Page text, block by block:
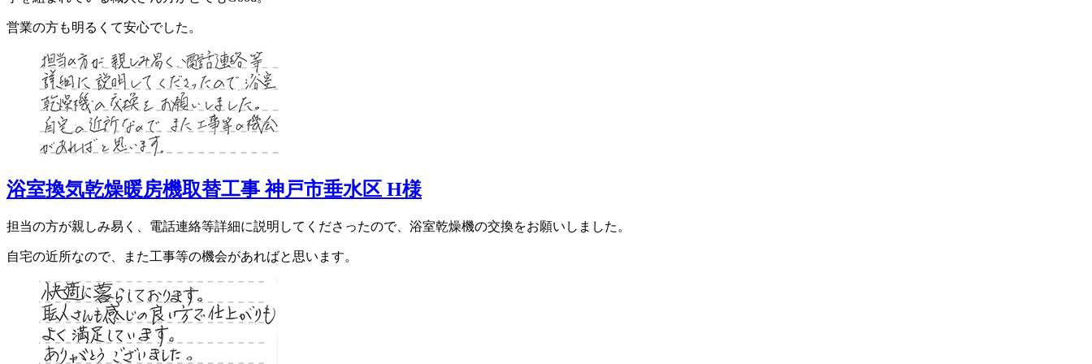
営業の方も明るくて安心でした。
浴室換気乾燥暖房機取替工事 神戸市垂水区 H様
担当の方が親しみ易く、電話連絡等詳細に説明してくださったので、浴室乾燥機の交換をお願いしました。
自宅の近所なので、また工事等の機会があればと思います。